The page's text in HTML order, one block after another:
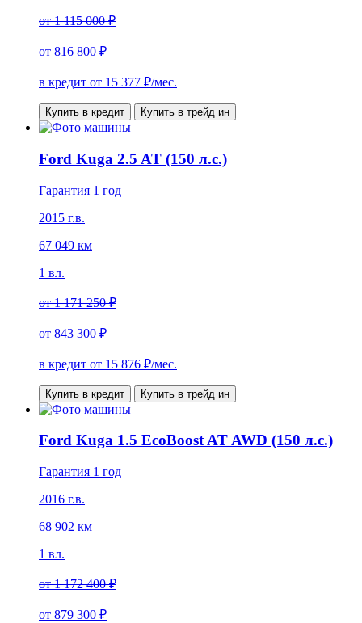
от1 115 000 ₽
от 816 800 ₽
в кредит от 15 377 ₽/мес.
Купить в кредит Купить в трейд ин
Ford Kuga 2.5 AT (150 л.с.)
Гарантия 1 год
2015 г.в.
67 049 км
1 вл.
от1 171 250 ₽
от 843 300 ₽
в кредит от 15 876 ₽/мес.
Купить в кредит Купить в трейд ин
Ford Kuga 1.5 EcoBoost AT AWD (150 л.с.)
Гарантия 1 год
2016 г.в.
68 902 км
1 вл.
от1 172 400 ₽
от 879 300 ₽